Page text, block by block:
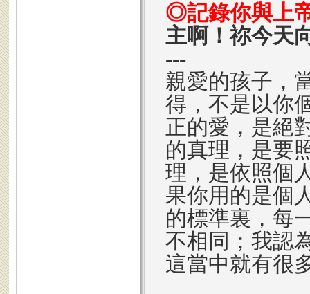
◎記錄你與上
主啊！祢今天
---
親愛的孩子，
得，不是以你
正的愛，是絕
的真理，是要
理，是依照個
果你用的是個
的標準裏，每
不相同；我認
這當中就有很